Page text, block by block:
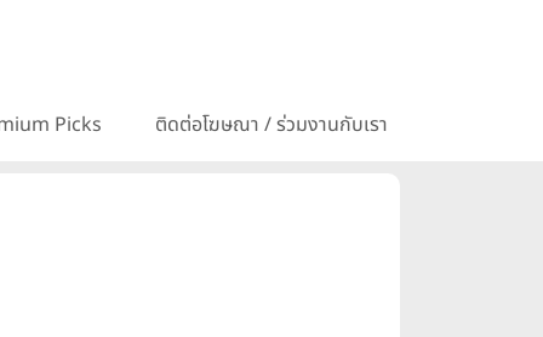
Picks ติดต่อโฆษณา / ร่วมงานกับเรา